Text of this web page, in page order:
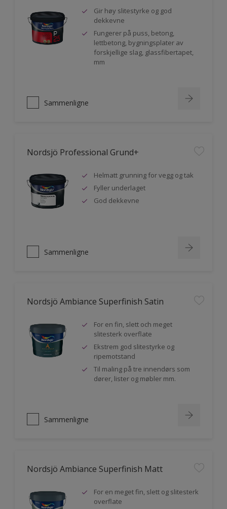
Gir høy slitestyrke og god
dekkevne
Fungerer på puss, betong,
lettbetong, bygningsplater av
forskjellige slag, glassfibertapet,
mm
Sammenligne
Nordsjö Professional Grund+
Helmatt grunning for vegg og tak
Fyller underlaget
God dekkevne
Sammenligne
Nordsjö Ambiance Superfinish Satin
For en fin, slett och meget
slitesterk overflate
Ekstrem god slitestyrke og
ripemotstand
Til maling på tre innendørs som
dører, lister og møbler mm.
Sammenligne
Nordsjö Ambiance Superfinish Matt
For en meget fin, slett og slitesterk
overflate